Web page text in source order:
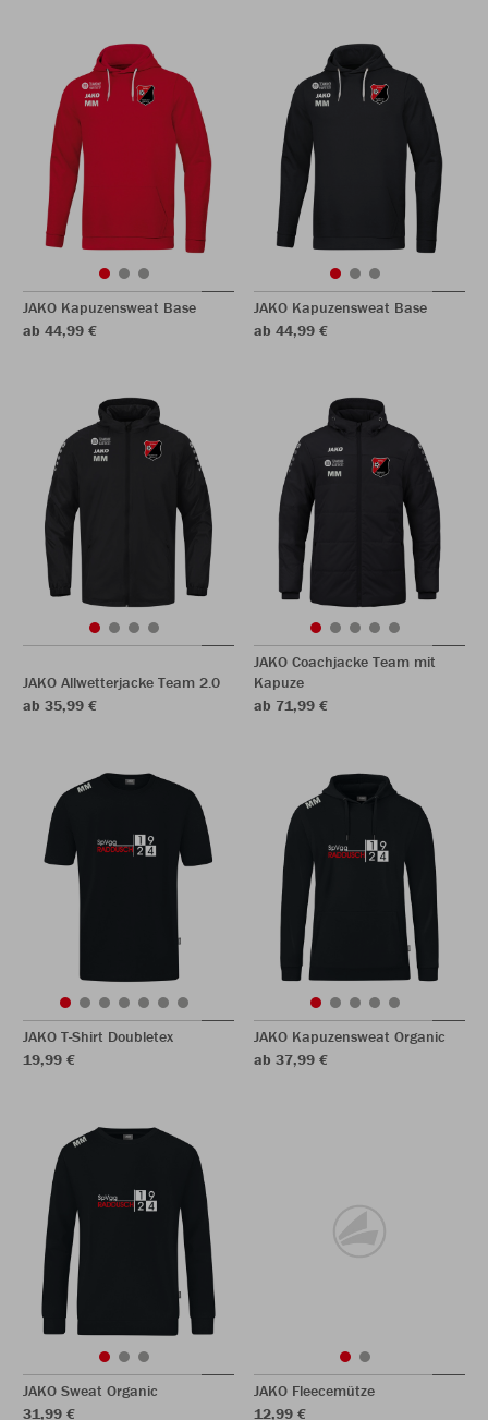
JAKO Kapuzensweat Base
ab 44,99 €
JAKO Kapuzensweat Base
ab 44,99 €
JAKO Allwetterjacke Team 2.0
ab 35,99 €
JAKO Coachjacke Team mit
Kapuze
ab 71,99 €
JAKO T-Shirt Doubletex
19,99 €
JAKO Kapuzensweat Organic
ab 37,99 €
JAKO Sweat Organic
31,99 €
JAKO Fleecemütze
12,99 €